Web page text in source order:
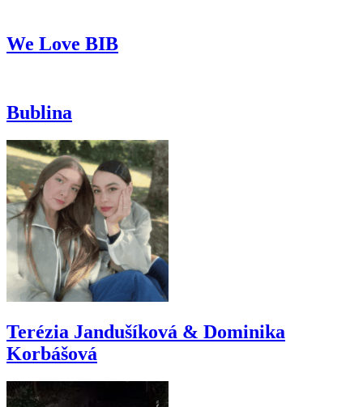
We Love BIB
Bublina
Terézia Jandušíková & Dominika
Korbášová